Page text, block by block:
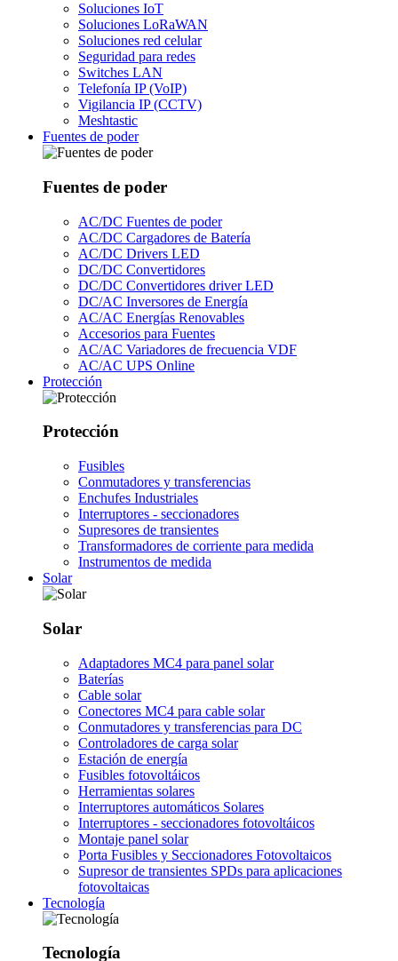
Soluciones IoT
Soluciones LoRaWAN
Soluciones red celular
Seguridad para redes
Switches LAN
Telefonía IP (VoIP)
Vigilancia IP (CCTV)
Meshtastic
Fuentes de poder
Fuentes de poder
AC/DC Fuentes de poder
AC/DC Cargadores de Batería
AC/DC Drivers LED
DC/DC Convertidores
DC/DC Convertidores driver LED
DC/AC Inversores de Energía
AC/AC Energías Renovables
Accesorios para Fuentes
AC/AC Variadores de frecuencia VDF
AC/AC UPS Online
Protección
Protección
Fusibles
Conmutadores y transferencias
Enchufes Industriales
Interruptores - seccionadores
Supresores de transientes
Transformadores de corriente para medida
Instrumentos de medida
Solar
Solar
Adaptadores MC4 para panel solar
Baterías
Cable solar
Conectores MC4 para cable solar
Conmutadores y transferencias para DC
Controladores de carga solar
Estación de energía
Fusibles fotovoltáicos
Herramientas solares
Interruptores automáticos Solares
Interruptores - seccionadores fotovoltáicos
Montaje panel solar
Porta Fusibles y Seccionadores Fotovoltaicos
Supresor de transientes SPDs para aplicaciones
fotovoltaicas
Tecnología
Tecnología